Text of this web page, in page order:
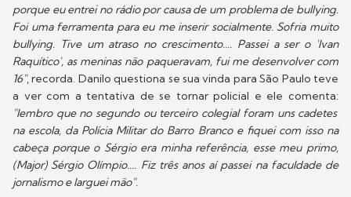
porque eu entrei no rádio por causa de um problema de bullying.
Foi uma ferramenta para eu me inserir socialmente. Sofria muito
bullying. Tive um atraso no crescimento.... Passei a ser o 'Ivan
Raquítico', as meninas não paqueravam, fui me desenvolver com
16", recorda. Danilo questiona se sua vinda para São Paulo teve
a ver com a tentativa de se tornar policial e ele comenta:
"lembro que no segundo ou terceiro colegial foram uns cadetes
na escola, da Polícia Militar do Barro Branco e fiquei com isso na
cabeça porque o Sérgio era minha referência, esse meu primo,
(Major) Sérgio Olímpio.... Fiz três anos aí passei na faculdade de
jornalismo e larguei mão".